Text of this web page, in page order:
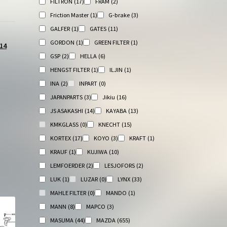
Friction Master (1) G-brake (3)
GALFER (1) GATES (11)
GORDON (1) GREEN FILTER (1)
GSP (2) HELLA (6)
HENGST FILTER (1) ILJIN (1)
INA (2) INPART (0)
JAPANPARTS (3) Jikiu (16)
JS ASAKASHI (14) KAYABA (13)
KMKGLASS (0) KNECHT (15)
KORTEX (17) KOYO (3) KRAFT (1)
KRAUF (1) KUJIWA (10)
LEMFOERDER (2) LESJOFORS (2)
LUK (1) LUZAR (0) LYNX (33)
MAHLE FILTER (0) MANDO (1)
MANN (8) MAPCO (3)
MASUMA (44) MAZDA (655)